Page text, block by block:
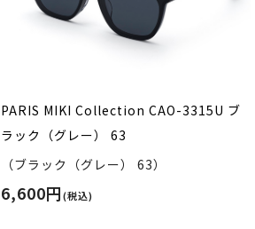
PARIS MIKI Collection CAO-3315U ブ
ラック（グレー） 63
（ブラック（グレー） 63）
6,600円(税込)